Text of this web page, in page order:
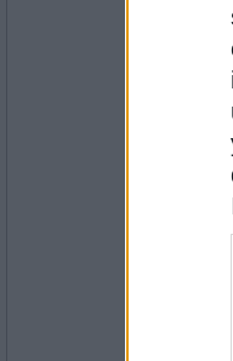
petit
Antal